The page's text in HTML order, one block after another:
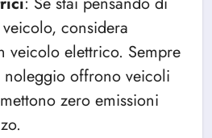
considera
veicolo elettrico. Sempre
offrono veicoli
zero emissioni